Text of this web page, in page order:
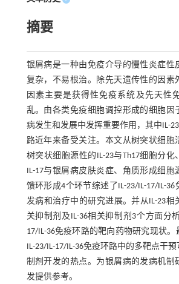
摘要
银屑病是一种由免疫介导的慢性炎症性
复杂，不易根治。除先天遗传性的因素
因素主要是获得性免疫系统及先天性
乱。由各类免疫细胞调控形成的细胞因
病发生和发展中发挥重要作用，其中IL-
路近年来备受关注。本文从树突状细胞
树突状细胞源性的IL-23与Th17细胞分化
IL-17与银屑病皮肤炎症、角质形成细胞
馈环形成4个环节综述了IL-23/IL-17/IL-
发病和治疗中的研究进展。并从IL-23相
关抑制剂及IL-36相关抑制剂3个方面分
17/IL-36免疫环路的靶向药物研究现状
IL-23/IL-17/IL-36免疫环路中的多靶点干
制剂开发的热点。为银屑病的发病机制
发提供参考。